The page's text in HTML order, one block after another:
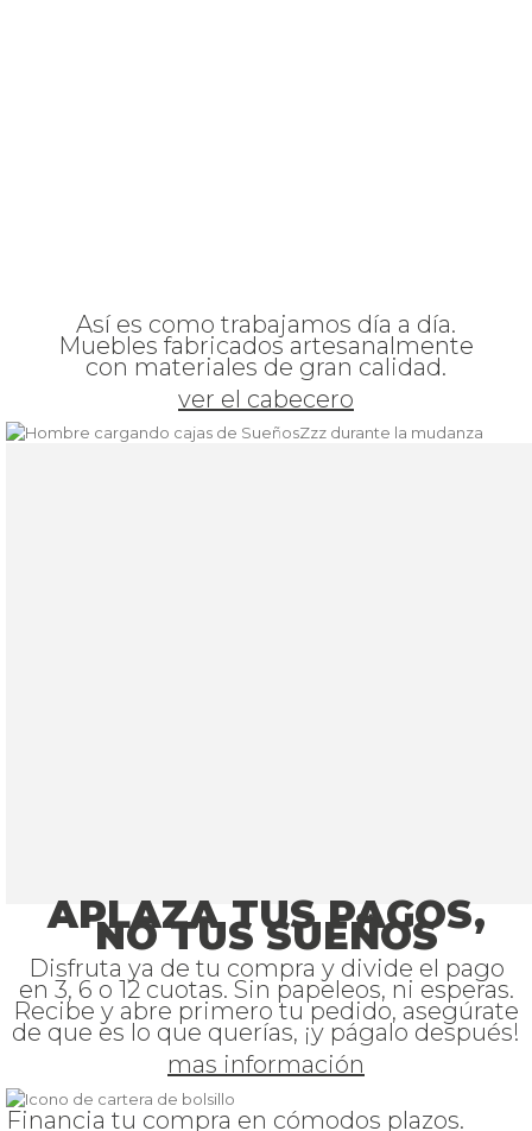
Así es como trabajamos día a día.
Muebles fabricados artesanalmente
con materiales de gran calidad.
ver el cabecero
APLAZA TUS PAGOS,
NO TUS SUEÑOS
Disfruta ya de tu compra y divide el pago
en 3, 6 o 12 cuotas. Sin papeleos, ni esperas.
Recibe y abre primero tu pedido, asegúrate
de que es lo que querías, ¡y págalo después!
mas información
Financia tu compra en cómodos plazos.